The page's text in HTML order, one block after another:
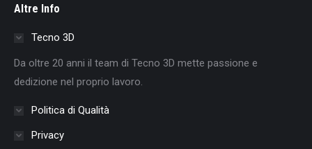
opens
window
opens
windowwindowwindowwindowwindowwindow
Altre Info
Tecno 3D
Da oltre 20 anni il team di Tecno 3D mette passione e
dedizione nel proprio lavoro.
Politica di Qualità
Privacy